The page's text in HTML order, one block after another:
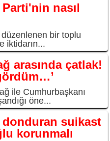
nasıl
bir toplu
iktidarın...
arasında çatlak!
ile Cumhurbaşkanı
öne...
donduran suikast
korunmalı